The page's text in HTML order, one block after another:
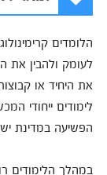
הלומדים
לעומק ולהבין את
את היחיד או
לימודים ייחודי
הפשיעה במדינת
במהלך הלימודים